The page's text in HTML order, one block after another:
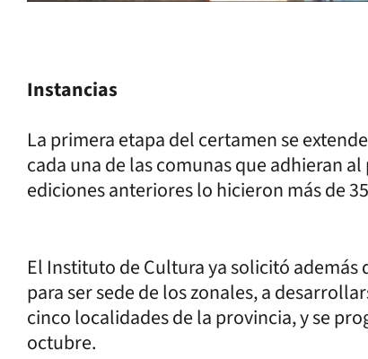
Instancias
La primera etapa del certamen se
cada una de las comunas que adhieran
ediciones anteriores lo hicieron más de
El Instituto de Cultura ya solicitó
para ser sede de los zonales, a
cinco localidades de la provincia, y se
octubre.